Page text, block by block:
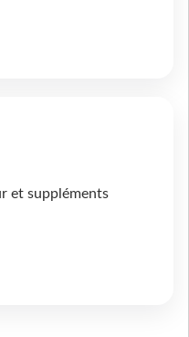
et suppléments